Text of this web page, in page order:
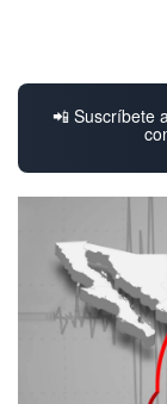
📲 Suscríbete